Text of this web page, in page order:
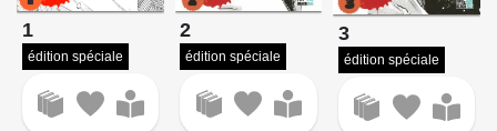
1
édition spéciale
2
édition spéciale
3
édition spéciale